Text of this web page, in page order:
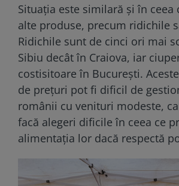
Situația este similară și în ceea
alte produse, precum ridichile
Ridichile sunt de cinci ori mai
Sibiu decât în Craiova, iar
costisitoare în București.
de prețuri pot fi dificil de
românii cu venituri modeste,
facă alegeri dificile în ceea ce
alimentația lor dacă respectă